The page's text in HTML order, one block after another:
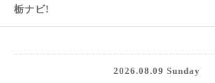
栃ナビ!
2026.08.09 Sunday